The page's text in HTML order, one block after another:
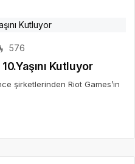
576
Kutluyor
şirketlerinden Riot Games’in